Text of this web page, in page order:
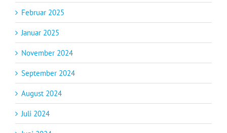
Februar 2025
Januar 2025
November 2024
September 2024
August 2024
Juli 2024